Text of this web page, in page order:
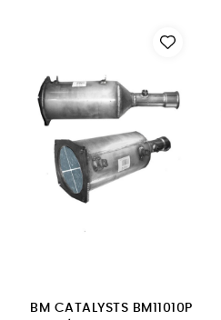
BM CATALYSTS BM11010P